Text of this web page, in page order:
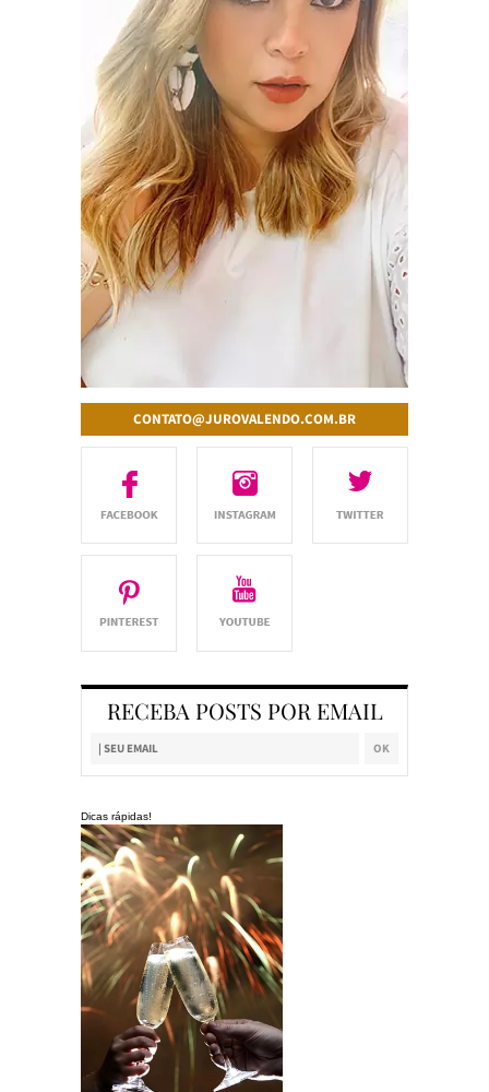
CONTATO@JUROVALENDO.COM.BR
RECEBA POSTS POR EMAIL
Dicas rápidas!